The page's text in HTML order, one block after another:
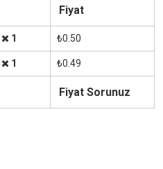
Fiyat
1 ₺0.50
1 ₺0.49
Fiyat Sorunuz